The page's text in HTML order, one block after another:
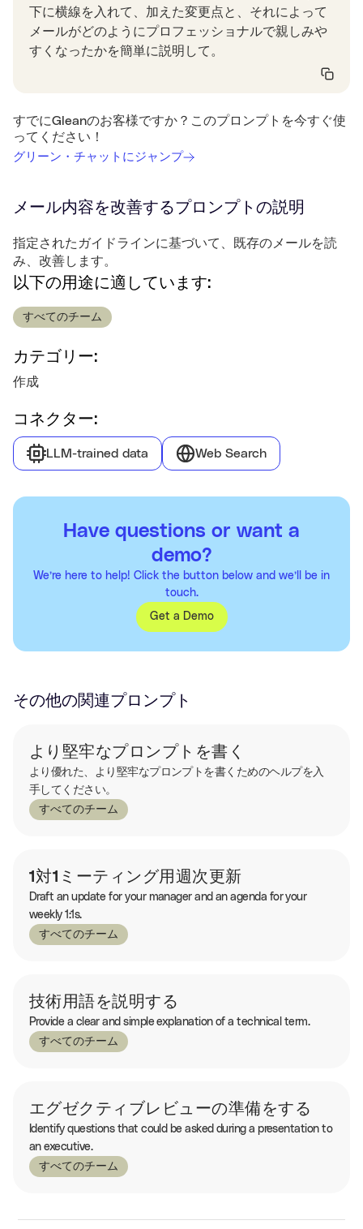
下に横線を入れて、加えた変更点と、それによって
メールがどのようにプロフェッショナルで親しみや
すくなったかを簡単に説明して。
すでにGleanのお客様ですか？このプロンプトを今すぐ使
ってください！
グリーン・チャットにジャンプ
メール内容を改善するプロンプトの説明
指定されたガイドラインに基づいて、既存のメールを読
み、改善します。
以下の用途に適しています:
すべてのチーム
カテゴリー:
作成
コネクター:
LLM-trained data Web Search
Have questions or want a
demo?
We’re here to help! Click the button below and we’ll be in
touch.
Get a Demo
その他の関連プロンプト
より堅牢なプロンプトを書く
より優れた、より堅牢なプロンプトを書くためのヘルプを入
手してください。
すべてのチーム
1対1ミーティング用週次更新
Draft an update for your manager and an agenda for your
weekly 1:1s.
すべてのチーム
技術用語を説明する
Provide a clear and simple explanation of a technical term.
すべてのチーム
エグゼクティブレビューの準備をする
Identify questions that could be asked during a presentation to
an executive.
すべてのチーム